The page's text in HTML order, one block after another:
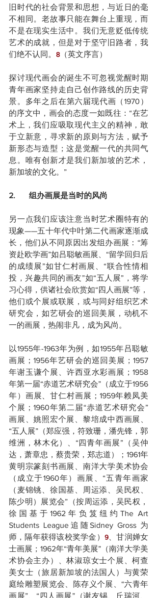
旧时代的社会背景和思想，与近日的毫
不相同。老故事只能在舞台上重现，而
不是在现实生活中。我们无意贬低传统
艺术的成就，但是对于坚守旧路者，我
们绝不认同。 8 （英文序言）
探讨现代画会的诞生不可忽视觉醒时期
青年画家坚持走自己创作路线的历史背
景。多年之后在第六届现代画（1970）
的序文中，画会的态度一如既往：“在艺
术上，我们应吸取现代主义的精神，敢
于立新意，寻求新的原则与方法，赋予
新形态与造型；这是觉醒一代的共同气
息。唯有创新才是我们新加坡的艺术，
新加坡的文化。”
2.       组办画展是当时的风尚
另一点我们应该注意当时艺术圈特有的
现象——五十年代中叶第二代画家逐渐成
长，他们从不同原因出发组办画展：“筹
资赴欧学画”如吕聪敏画展、“留学回归后
的成绩展”如甘仁村画展、“联合性情相
投，兴趣共同的画友”如“五人展”，将学
习心得，供诸社会欣赏如“四人画展”等，
他们或个展或联展，或与同好组织艺术
研究会，如艺研会的巡回美展，动机不
一的画展，热闹非凡，成为风尚。
以1955年-1963年为例，如1955年吕聪敏
画展；1956年艺研会的巡回美展；1957
年谢玉谦个展、许西亚水彩画展；1958
年第一届“赤道艺术研究会”（成立于1956
年）画展、甘仁村画展；1959年赖凤美
个展；1960年第二届“赤道艺术研究会”
画展、姚照宏个展、黎培成中西画展、
“五人展”（郑应强，符致珊，潘先锋，郭
维洲，林木化）、“四青年画展”（吴仲
达，萧章忠，蔡贵荣，郑志道）；1961年
黄明宗篆刻书画展、南洋大学美术协会
（成立于1960年）画展、“五青年画家
（麦锦铫、徐国基、周运添、吴民权、
陈少明）展览会”（按周运添，吴民权，
徐国基于1962年负笈纽约The Art
Students League追随Sidney Gross 为
师，隔年获得该校奖学金） 9、甘润婵女
士画展；1962年“青年美展”（南洋大学美
术协会主办）、林淑琼女士个展、柯查
美女士（旅居新加坡的法国人）与黄荣
庭绘雕塑展览会、陈存义个展、“六青年
画展”、“四人画展”（谢友锡、丘瑞河、